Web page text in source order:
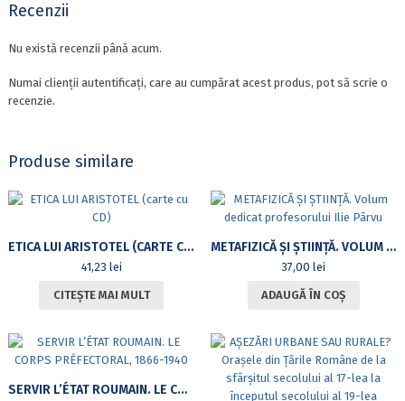
Recenzii
Nu există recenzii până acum.
Numai clienții autentificați, care au cumpărat acest produs, pot să scrie o
recenzie.
Produse similare
ETICA LUI ARISTOTEL (CARTE CU CD)
41,23 lei
CITEȘTE MAI MULT
METAFIZICĂ ȘI ȘTIINȚĂ. VOLUM DEDICAT PROFESORULUI ILIE PÂRVU
37,00lei
ADAUGĂ ÎN COȘ
SERVIR L’ÉTAT ROUMAIN. LE CORPS PRÉFECTORAL, 1866-1940